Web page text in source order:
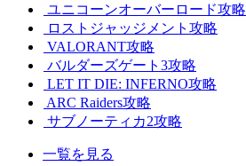
ユニコーンオーバーロード攻略
ロストジャッジメント攻略
VALORANT攻略
バルダーズゲート3攻略
LET IT DIE: INFERNO攻略
ARC Raiders攻略
サブノーティカ2攻略
一覧を見る